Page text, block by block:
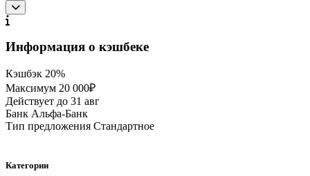
Информация о кэшбеке
Кэшбэк 20%
Максимум 20 000₽
Действует до 31 авг
Банк Альфа-Банк
Тип предложения Стандартное
Категории